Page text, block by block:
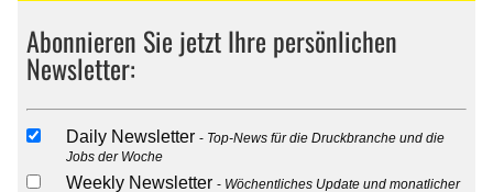
Abonnieren Sie jetzt Ihre persönlichen
Newsletter:
Daily Newsletter
Top-News für die Druckbranche und die
Jobs der Woche
Weekly Newsletter
Wöchentliches Update und monatlicher